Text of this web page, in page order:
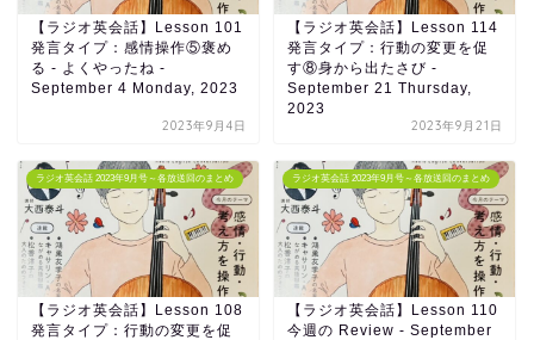
【ラジオ英会話】Lesson 101
発言タイプ：感情操作⑤褒め
る - よくやったね -
September 4 Monday, 2023
2023年9月4日
【ラジオ英会話】Lesson 114
発言タイプ：行動の変更を促
す⑧身から出たさび -
September 21 Thursday,
2023
2023年9月21日
ラジオ英会話 2023年9月号～各放送回のまとめ
【ラジオ英会話】Lesson 108
発言タイプ：行動の変更を促
ラジオ英会話 2023年9月号～各放送回のまとめ
【ラジオ英会話】Lesson 110
今週の Review - September